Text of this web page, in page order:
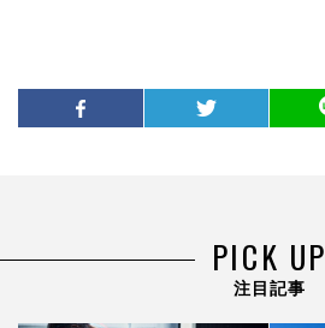
PICK UP
注目記事